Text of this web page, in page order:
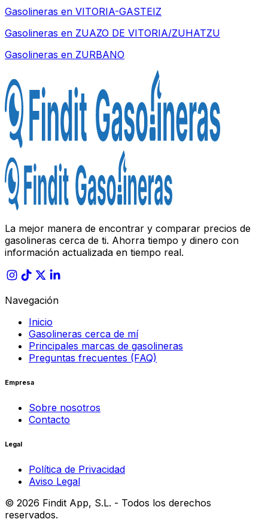
Gasolineras en VITORIA-GASTEIZ
Gasolineras en ZUAZO DE VITORIA/ZUHATZU
Gasolineras en ZURBANO
La mejor manera de encontrar y comparar precios de
gasolineras cerca de ti. Ahorra tiempo y dinero con
información actualizada en tiempo real.
Navegación
Inicio
Gasolineras cerca de mí
Principales marcas de gasolineras
Preguntas frecuentes (FAQ)
Empresa
Sobre nosotros
Contacto
Legal
Política de Privacidad
Aviso Legal
© 2026 Findit App, S.L. - Todos los derechos
reservados.